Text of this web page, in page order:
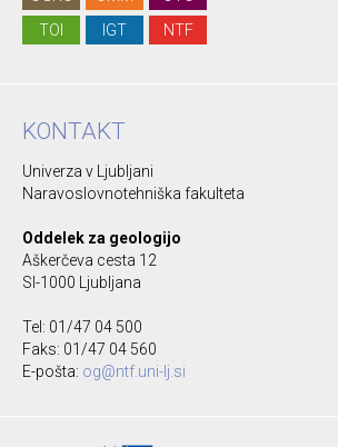
TOI
IGT NTF
KONTAKT
Univerza v Ljubljani
Naravoslovnotehniška fakulteta
Oddelek za geologijo
Aškerčeva cesta 12
SI-1000 Ljubljana
Tel: 01/47 04 500
Faks: 01/47 04 560
E-pošta: og@ntf.uni-lj.si